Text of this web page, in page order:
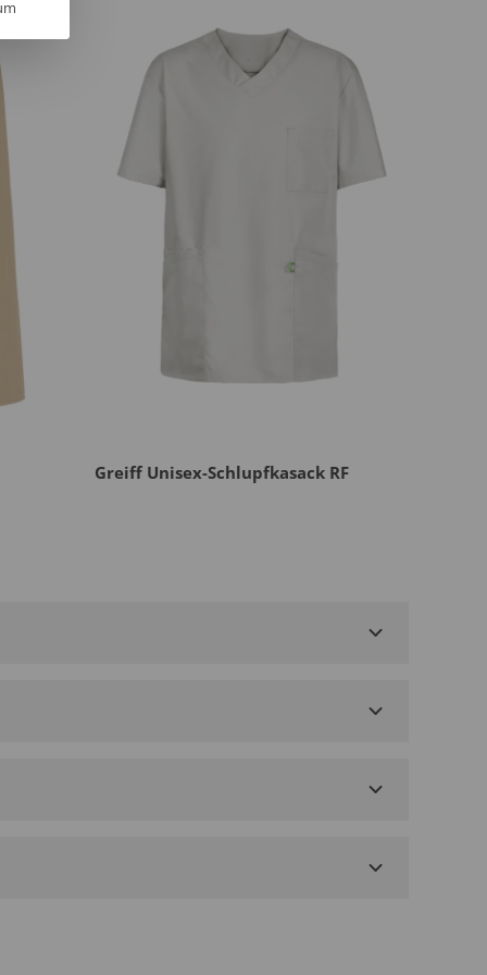
Greiff Unisex-Schlupfkasack RF